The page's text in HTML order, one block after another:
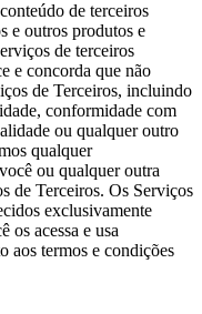
de terceiros
e outros produtos e
de terceiros
e concorda que não
de Terceiros, incluindo
conformidade com
ou qualquer outro
qualquer
ou qualquer outra
de Terceiros. Os Serviços
exclusivamente
os acessa e usa
aos termos e condições